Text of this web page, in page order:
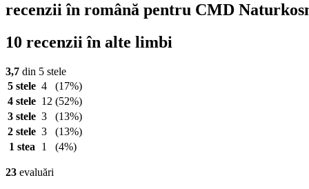
recenzii în română pentru CMD
10 recenzii în alte limbi
3,7 din 5 stele
5 stele 4
(17%)
4 stele 12 (52%)
3 stele 3
(13%)
2 stele 3
(13%)
1 stea
1 (4%)
23 evaluări